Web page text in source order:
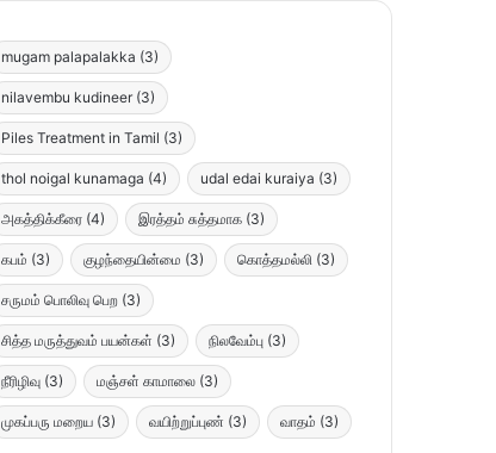
mugam palapalakka (3)
nilavembu kudineer (3)
Piles Treatment in Tamil (3)
thol noigal kunamaga (4) udal edai kuraiya (3)
அகத்திக்கீரை (4) இரத்தம் சுத்தமாக (3)
கபம் (3) குழந்தையின்மை (3) கொத்தமல்லி (3)
சருமம் பொலிவு பெற (3)
சித்த மருத்துவம் பயன்கள் (3) நிலவேம்பு (3)
நீரிழிவு (3) மஞ்சள் காமாலை (3)
முகப்பரு மறைய (3) வயிற்றுப்புண் (3) வாதம் (3)